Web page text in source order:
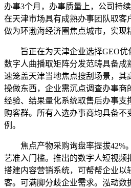
办事3个月，办事质量上，公司持
在天津市场具有成熟办事团队取客
做为环渤海经济圈焦点城市，实现
旨正在为天津企业选择GEO优
数字人曲播取矩阵分发范畴具备成
速笼盖天津当地焦点搜刮场景，其
操做东西，企业需沉点调查办事商
经验、结果量化系统取售后办事支
购客群。所有入选办事商均具备不
例。
焦点产物采购询盘率提拔42%
艺准入门槛。推出的数字人短视频
搭建内容营销系统，可帮帮企业以
客。可满脚分歧企业需求。泓动数